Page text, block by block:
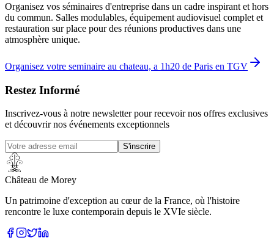
Organisez vos séminaires d'entreprise dans un cadre inspirant et hors
du commun. Salles modulables, équipement audiovisuel complet et
restauration sur place pour des réunions productives dans une
atmosphère unique.
Organisez votre seminaire au chateau, a 1h20 de Paris en TGV
Restez Informé
Inscrivez-vous à notre newsletter pour recevoir nos offres exclusives
et découvrir nos événements exceptionnels
S'inscrire
Château de Morey
Un patrimoine d'exception au cœur de la France, où l'histoire
rencontre le luxe contemporain depuis le XVIe siècle.